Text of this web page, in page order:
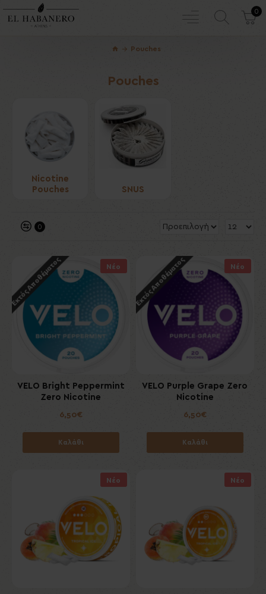
0
Pouches
Pouches
Nicotine
Pouches
SNUS
0
Νέο
Εκτός Αποθέματος
VELO Bright Peppermint
Zero Nicotine
6,50€
Καλάθι
Νέο
Εκτός Αποθέματος
VELO Purple Grape Zero
Nicotine
6,50€
Καλάθι
Νέο Νέο